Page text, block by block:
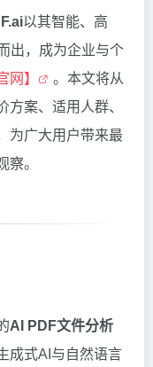
以其智能、高
出，成为企业与个
网】
。本文将从
案、适用人群、
为广大用户带来最
察。
AI PDF文件分析
成式AI与自然语言